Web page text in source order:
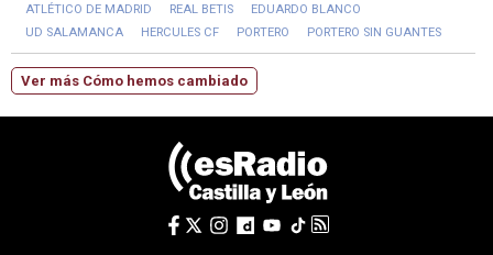
ATLÉTICO DE MADRID
REAL BETIS
EDUARDO BLANCO
UD SALAMANCA
HERCULES CF PORTERO PORTERO SIN GUANTES
Ver más Cómo hemos cambiado